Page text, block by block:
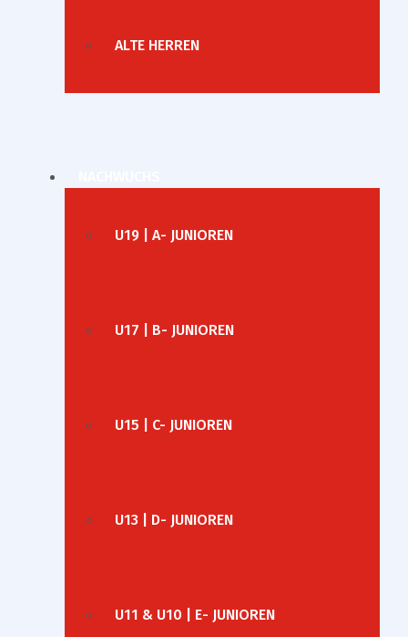
ALTE HERREN
U19 | A- JUNIOREN
U17 | B- JUNIOREN
U15 | C- JUNIOREN
U13 | D- JUNIOREN
U11 & U10 | E- JUNIOREN